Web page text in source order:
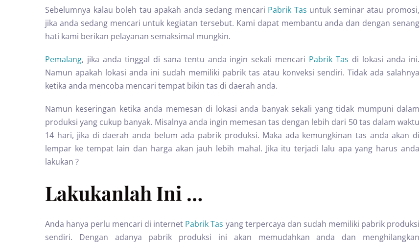
Sebelumnya kalau boleh tau apakah anda sedang mencari Pabrik Tas untuk seminar atau promosi,
jika anda sedang mencari untuk kegiatan tersebut. Kami dapat membantu anda dan dengan senang
hati kami berikan pelayanan semaksimal mungkin.
Pemalang, jika anda tinggal di sana tentu anda ingin sekali mencari Pabrik Tas di lokasi anda ini.
Namun apakah lokasi anda ini sudah memiliki pabrik tas atau konveksi sendiri. Tidak ada salahnya
ketika anda mencoba mencari tempat bikin tas di daerah anda.
Namun keseringan ketika anda memesan di lokasi anda banyak sekali yang tidak mumpuni dalam
produksi yang cukup banyak. Misalnya anda ingin memesan tas dengan lebih dari 50 tas dalam waktu
14 hari, jika di daerah anda belum ada pabrik produksi. Maka ada kemungkinan tas anda akan di
lempar ke tempat lain dan harga akan jauh lebih mahal. Jika itu terjadi lalu apa yang harus anda
lakukan ?
Lakukanlah Ini …
Anda hanya perlu mencari di internet Pabrik Tas yang terpercaya dan sudah memiliki pabrik produksi
sendiri. Dengan adanya pabrik produksi ini akan memudahkan anda dan menghilangkan